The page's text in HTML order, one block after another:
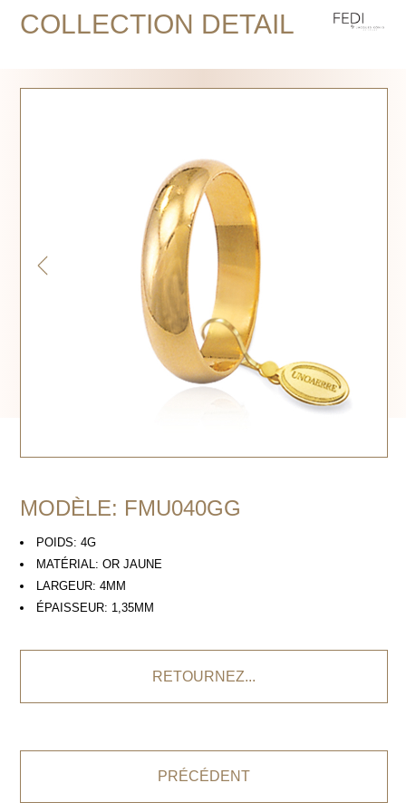
COLLECTION DETAIL
MODÈLE: FMU040GG
POIDS: 4G
MATÉRIAL: OR JAUNE
LARGEUR: 4MM
ÉPAISSEUR: 1,35MM
RETOURNEZ...
PRÉCÉDENT